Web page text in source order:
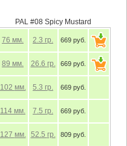
PAL #08 Spicy Mustard
76 мм. 2.3 гр. 669 руб.
89 мм. 26.6 гр. 669 руб.
102 мм. 5.3 гр. 669 руб.
114 мм. 7.5 гр. 669 руб.
127 мм. 52.5 гр. 809 руб.